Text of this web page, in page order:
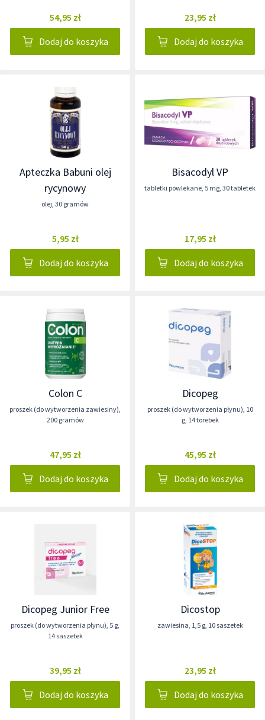
54,95 zł
Dodaj do koszyka
23,95 zł
Dodaj do koszyka
Apteczka Babuni olej
rycynowy
olej, 30 gramów
5,95 zł
Dodaj do koszyka
Bisacodyl VP
tabletki powlekane, 5 mg, 30 tabletek
17,95 zł
Dodaj do koszyka
Colon C
proszek (do wytworzenia zawiesiny),
200 gramów
47,95 zł
Dodaj do koszyka
Dicopeg
proszek (do wytworzenia płynu), 10
g, 14 torebek
45,95 zł
Dodaj do koszyka
Dicopeg Junior Free
proszek (do wytworzenia płynu), 5 g,
14 saszetek
39,95 zł
Dodaj do koszyka
Dicostop
zawiesina, 1,5 g, 10 saszetek
23,95 zł
Dodaj do koszyka